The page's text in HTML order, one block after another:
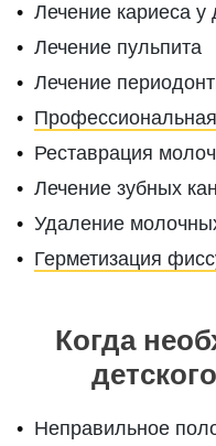
Лечение кариеса у
Лечение пульпита
Лечение
Реставрация
Лечение зубных
Удаление
Герметизация
Когда
Неправильное